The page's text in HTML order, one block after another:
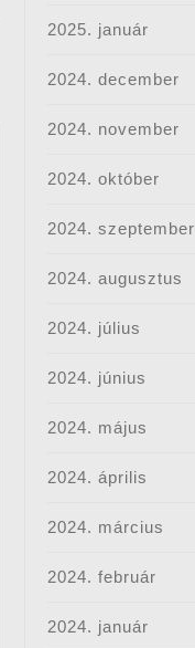
2025. január
2024. december
2024. november
2024. október
2024. szeptember
2024. augusztus
2024. július
2024. június
2024. május
2024. április
2024. március
2024. február
2024. január